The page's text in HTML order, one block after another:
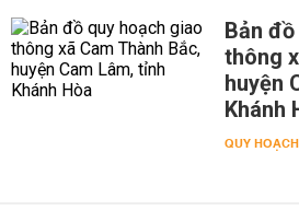
Bản
thông
huyện
Khánh
QUY HOẠCH